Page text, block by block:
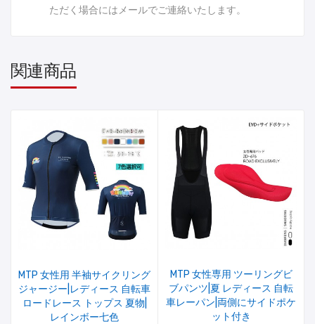
ただく場合にはメールでご連絡いたします。
関連商品
MTP 女性用 半袖サイクリング
ジャージー|レディース 自転車
ロードレース トップス 夏物|
レインボー七色
MTP 女性専用 ツーリングビ
ブパンツ|夏 レディース 自転
車レーパン|両側にサイドポケ
ット付き